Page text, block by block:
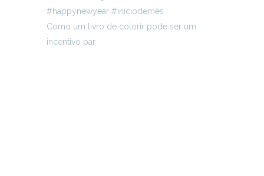
Como um livro de colorir pode ser um
incentivo par